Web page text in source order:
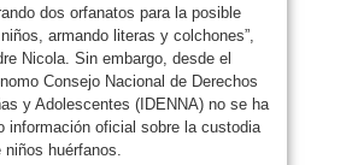
dos orfanatos para la posible
armando literas y colchones”,
Nicola. Sin embargo, desde el
Consejo Nacional de Derechos
y Adolescentes (IDENNA) no se ha
información oficial sobre la custodia
huérfanos.